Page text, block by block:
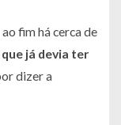
fim há cerca de
já devia ter
dizer a